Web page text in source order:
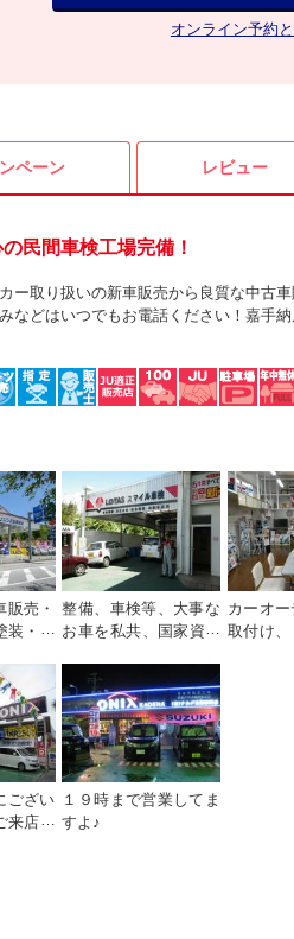
オンライン予約
ペーン レビュー
民間車検工場完備！
取り扱いの新車販売から良質な中古
どはいつでもお電話ください！嘉手
売・
装・自
下さ
整備、車検等、大事な
お車を私共、国家資格
す。安心してご利用く
ださい。
カーオー
取付け
ござい
来店・
１９時まで営業してま
すよ♪